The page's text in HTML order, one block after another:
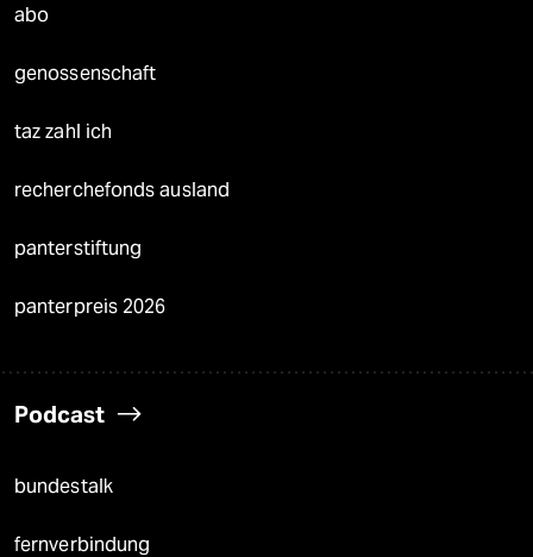
abo
genossenschaft
taz zahl ich
recherchefonds ausland
panterstiftung
panterpreis 2026
Podcast
bundestalk
fernverbindung